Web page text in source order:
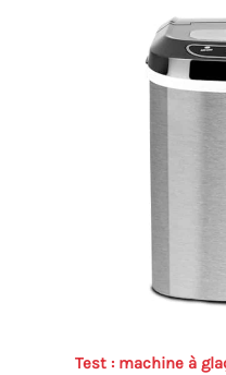
Test : machine à